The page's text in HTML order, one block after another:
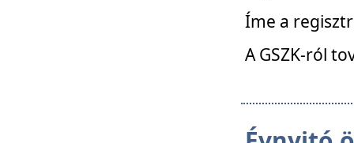
Íme a
A GSZK-ról